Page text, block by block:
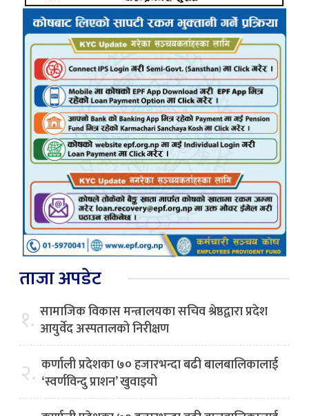
ताजा अपडेट
१. सामाजिक विकास मन्त्रालयका सचिव श्रेष्ठद्वारा प्रदेश
आयुर्वेद अस्पतालको निरीक्षण
२. कर्णाली प्रदेशका ७० हजारभन्दा बढी बालबालिकालाई
‘स्वर्णविन्दु प्राशन’ खुवाइयो